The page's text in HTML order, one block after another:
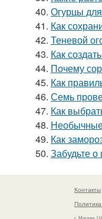
40. Огурцы
41. Как
42. Теневой
43. Как
44. Почему
45. Как
46. Семь
47. Как
48.
49. Как
50. Забудьте
Контакты
г. Москва,